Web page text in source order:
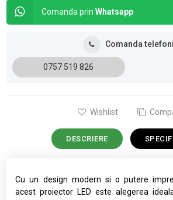
Comanda prinWhatsapp
Comanda
0757 519 826
Wishlist
DESCRIERE
Cu un design modern si o putere
acest proiector LED este alegerea